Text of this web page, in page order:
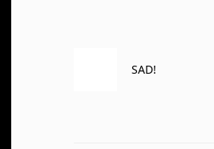
SAD!